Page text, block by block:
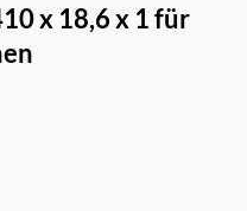
x 18,6 x 1 für